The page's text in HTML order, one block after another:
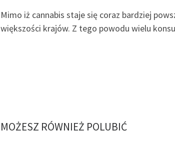
Mimo iż cannabis staje się coraz bardziej
większości krajów. Z tego powodu wielu
MOŻESZ RÓWNIEŻ POLUBIĆ